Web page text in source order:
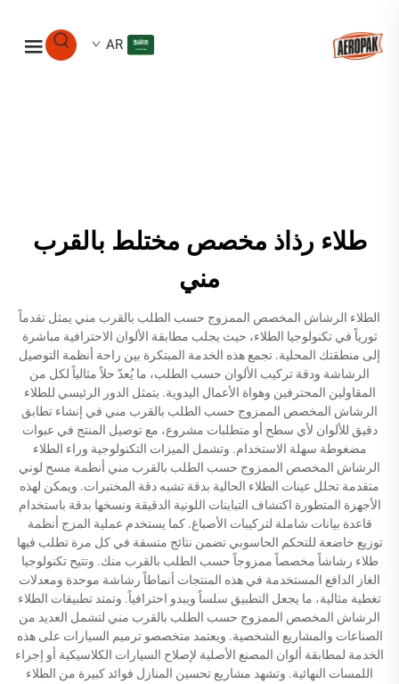
AR
طلاء رذاذ مخصص مختلط بالقرب
مني
الطلاء الرشاش المخصص الممزوج حسب الطلب بالقرب مني يمثل تقدماً
ثورياً في تكنولوجيا الطلاء، حيث يجلب مطابقة الألوان الاحترافية مباشرة
إلى منطقتك المحلية. تجمع هذه الخدمة المبتكرة بين راحة أنظمة التوصيل
الرشاشة ودقة تركيب الألوان حسب الطلب، ما يُعدّ حلاً مثالياً لكل من
المقاولين المحترفين وهواة الأعمال اليدوية. يتمثل الدور الرئيسي للطلاء
الرشاش المخصص الممزوج حسب الطلب بالقرب مني في إنشاء تطابق
دقيق للألوان لأي سطح أو متطلبات مشروع، مع توصيل المنتج في عبوات
مضغوطة سهلة الاستخدام. وتشمل الميزات التكنولوجية وراء الطلاء
الرشاش المخصص الممزوج حسب الطلب بالقرب مني أنظمة مسح لوني
متقدمة تحلل عينات الطلاء الحالية بدقة تشبه دقة المختبرات. ويمكن لهذه
الأجهزة المتطورة اكتشاف التباينات اللونية الدقيقة ونسخها بدقة باستخدام
قاعدة بيانات شاملة لتركيبات الأصباغ. كما يستخدم عملية المزج أنظمة
توزيع خاضعة للتحكم الحاسوبي تضمن نتائج متسقة في كل مرة تطلب فيها
طلاء رشاشاً مخصصاً ممزوجاً حسب الطلب بالقرب منك. وتتيح تكنولوجيا
الغاز الدافع المستخدمة في هذه المنتجات أنماطاً رشاشة موحدة ومعدلات
تغطية مثالية، ما يجعل التطبيق سلساً ويبدو احترافياً. وتمتد تطبيقات الطلاء
الرشاش المخصص الممزوج حسب الطلب بالقرب مني لتشمل العديد من
الصناعات والمشاريع الشخصية. ويعتمد متخصصو ترميم السيارات على هذه
الخدمة لمطابقة ألوان المصنع الأصلية لإصلاح السيارات الكلاسيكية أو إجراء
اللمسات النهائية. وتشهد مشاريع تحسين المنازل فوائد كبيرة من الطلاء